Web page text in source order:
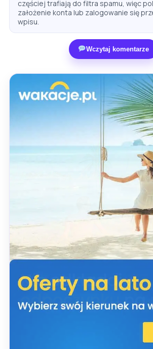
częściej trafiają do filtra spamu, więc
założenie konta lub zalogowanie się
wpisu.
Wczytaj komentarze